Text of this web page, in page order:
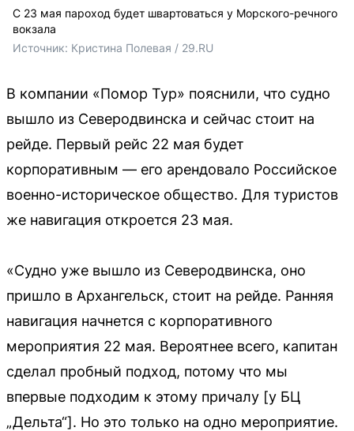
С 23 мая пароход будет швартоваться у Морского-речного
вокзала
Источник: Кристина Полевая / 29.RU
В компании «Помор Тур» пояснили, что судно
вышло из Северодвинска и сейчас стоит на
рейде. Первый рейс 22 мая будет
корпоративным — его арендовало Российское
военно-историческое общество. Для туристов
же навигация откроется 23 мая.
«Судно уже вышло из Северодвинска, оно
пришло в Архангельск, стоит на рейде. Ранняя
навигация начнется с корпоративного
мероприятия 22 мая. Вероятнее всего, капитан
сделал пробный подход, потому что мы
впервые подходим к этому причалу [у БЦ
„Дельта“]. Но это только на одно мероприятие.